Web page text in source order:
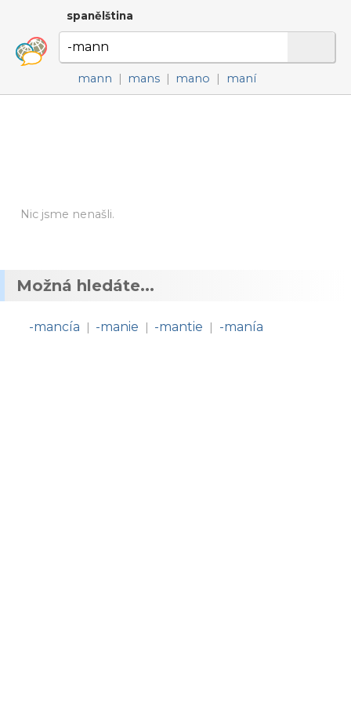
spanělština
mann | mans | mano | maní
Nic jsme nenašli.
Možná hledáte...
-mancía | -manie | -mantie | -manía